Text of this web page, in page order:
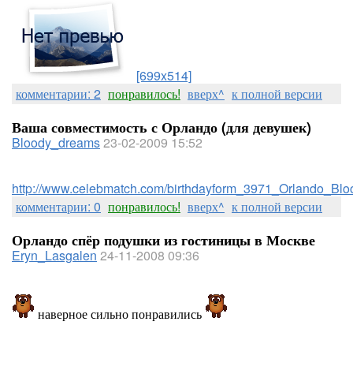
[699x514]
комментарии: 2 понравилось! вверх^ к полной версии
Ваша совместимость с Орландо (для девушек)
Bloody_dreams23-02-2009 15:52
http://www.celebmatch.com/
комментарии: 0 понравилось! вверх^ к полной версии
Орландо спёр подушки из гостиницы в Москве
Eryn_Lasgalen 24-11-2008 09:36
наверное сильно понравились